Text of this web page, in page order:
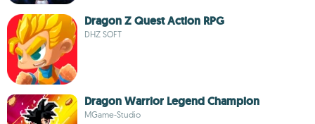
Dragon Z Quest Action RPG
DHZ SOFT
Dragon Warrior Legend Champion
MGame-Studio